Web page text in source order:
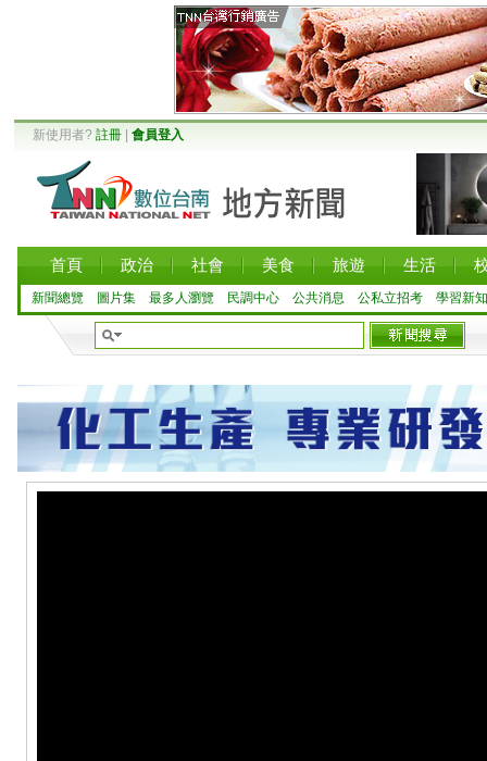
新使用者? 註冊 會員登入
首頁 政治 社會 美食 旅遊 生活
新聞總覽 圖片集 最多人瀏覽 民調中心 公共消息 公私立招考 學習新知